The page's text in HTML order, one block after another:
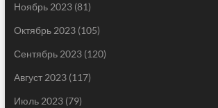
Ноябрь 2023(81)
Октябрь 2023(105)
Сентябрь 2023(120)
Август 2023(117)
Июль 2023(79)